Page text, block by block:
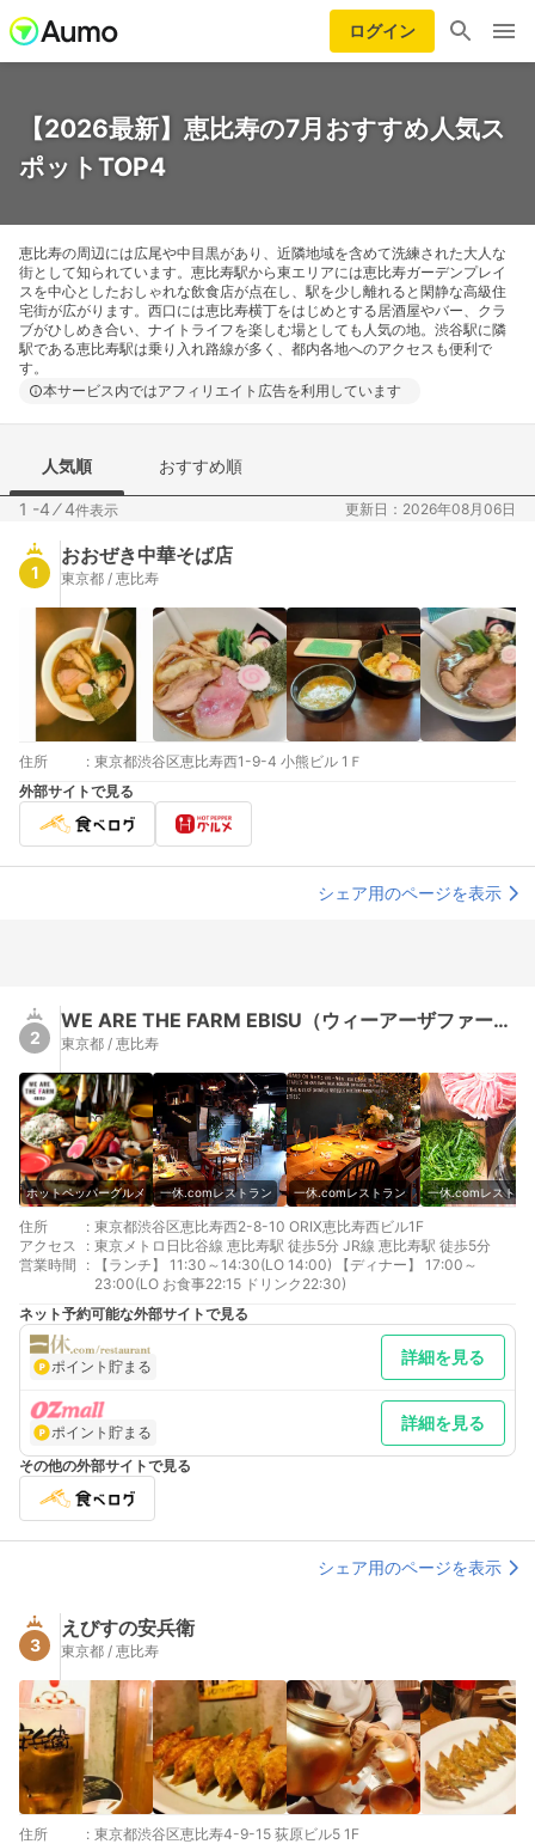
ログイン
【2026最新】恵比寿の7月おすすめ人気ス
ポットTOP4
恵比寿の周辺には広尾や中目黒があり、近隣地域を含めて洗練された大人な
街として知られています。恵比寿駅から東エリアには恵比寿ガーデンプレイ
スを中心としたおしゃれな飲食店が点在し、駅を少し離れると閑静な高級住
宅街が広がります。西口には恵比寿横丁をはじめとする居酒屋やバー、クラ
ブがひしめき合い、ナイトライフを楽しむ場としても人気の地。渋谷駅に隣
駅である恵比寿駅は乗り入れ路線が多く、都内各地へのアクセスも便利で
す。
本サービス内ではアフィリエイト広告を利用しています
人気順 おすすめ順
1 -4 ⁄4件表示 更新日：2026年08月06日
1
おおぜき中華そば店
東京都 / 恵比寿
住所 : 東京都渋谷区恵比寿西1-9-4 小熊ビル 1Ｆ
外部サイトで見る
シェア用のページを表示
2
WE ARE THE FARM EBISU（ウィーアーザファーム）
東京都 / 恵比寿
ホットペッパーグルメ 一休.comレストラン 一休.comレストラン 一休.comレストラ
住所 : 東京都渋谷区恵比寿西2-8-10 ORIX恵比寿西ビル1F
アクセス
: 東京メトロ日比谷線 恵比寿駅 徒歩5分 JR線 恵比寿駅 徒歩5分
営業時間
:
【ランチ】 11:30～14:30(LO 14:00) 【ディナー】 17:00～
23:00(LO お食事22:15 ドリンク22:30)
ネット予約可能な外部サイトで見る
ポイント貯まる 詳細を見る
ポイント貯まる 詳細を見る
その他の外部サイトで見る
シェア用のページを表示
3
えびすの安兵衛
東京都 / 恵比寿
住所 : 東京都渋谷区恵比寿4-9-15 荻原ビル5 1F